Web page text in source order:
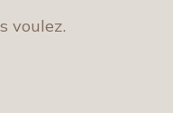
voulez.